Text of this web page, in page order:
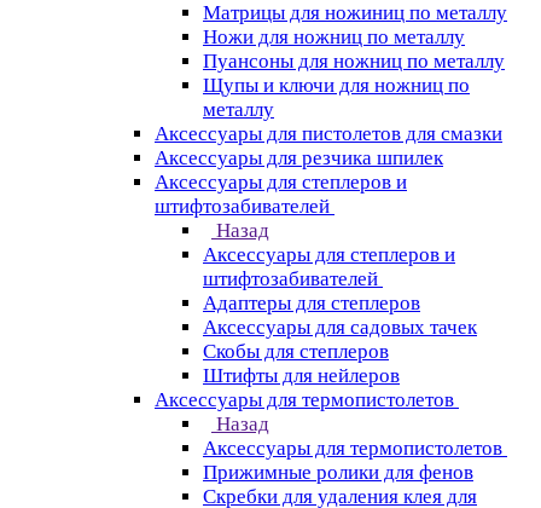
Матрицы для ножиниц по металлу
Ножи для ножниц по металлу
Пуансоны для ножниц по металлу
Щупы и ключи для ножниц по
металлу
Аксессуары для пистолетов для смазки
Аксессуары для резчика шпилек
Аксессуары для степлеров и
штифтозабивателей
Назад
Аксессуары для степлеров и
штифтозабивателей
Адаптеры для степлеров
Аксессуары для садовых тачек
Скобы для степлеров
Штифты для нейлеров
Аксессуары для термопистолетов
Назад
Аксессуары для термопистолетов
Прижимные ролики для фенов
Скребки для удаления клея для